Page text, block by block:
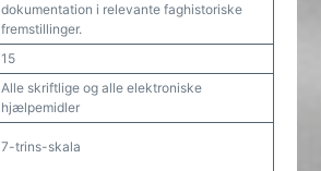
dokumentation i relevante faghistoriske
fremstillinger.
15
Alle skriftlige og alle elektroniske
hjælpemidler
7-trins-skala